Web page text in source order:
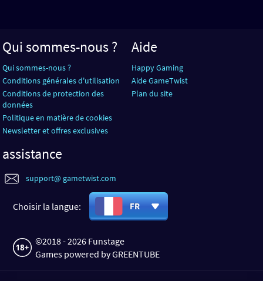
Qui sommes-nous ?
Qui sommes-nous ?
Conditions générales d'utilisation
Conditions de protection des
données
Politique en matière de cookies
Newsletter et offres exclusives
Aide
Happy Gaming
Aide GameTwist
Plan du site
assistance
support@ gametwist.com
Choisir la langue: FR
©2018 - 2026 Funstage
Games powered by GREENTUBE